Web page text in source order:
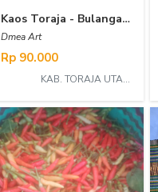
Kaos Toraja - Bulangan Londong
Dmea Art
Rp 90.000
KAB. TORAJA UTARA